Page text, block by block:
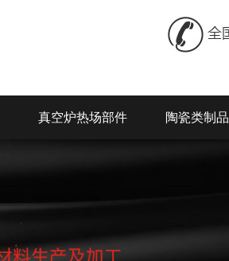
真空炉热场部件 陶瓷类制品